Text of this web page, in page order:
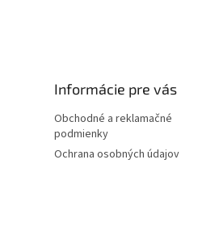
Informácie pre vás
Obchodné a reklamačné
podmienky
Ochrana osobných údajov